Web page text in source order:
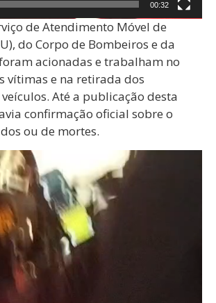
00:32
de Atendimento Móvel de
do Corpo de Bombeiros e da
acionadas e trabalham no
vítimas e na retirada dos
Até a publicação desta
confirmação oficial sobre o
ou de mortes.